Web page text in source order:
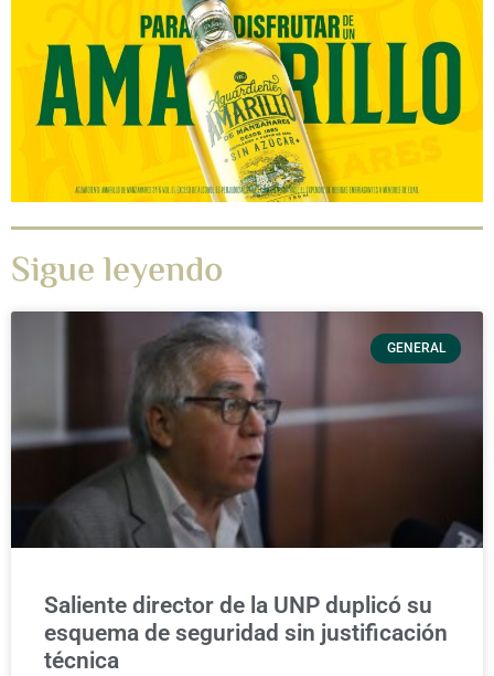
Sigue leyendo
GENERAL
Saliente director de la UNP duplicó su
esquema de seguridad sin justificación
técnica